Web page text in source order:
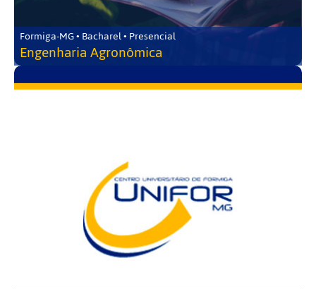
Formiga-MG • Bacharel • Presencial
Engenharia Agronômica